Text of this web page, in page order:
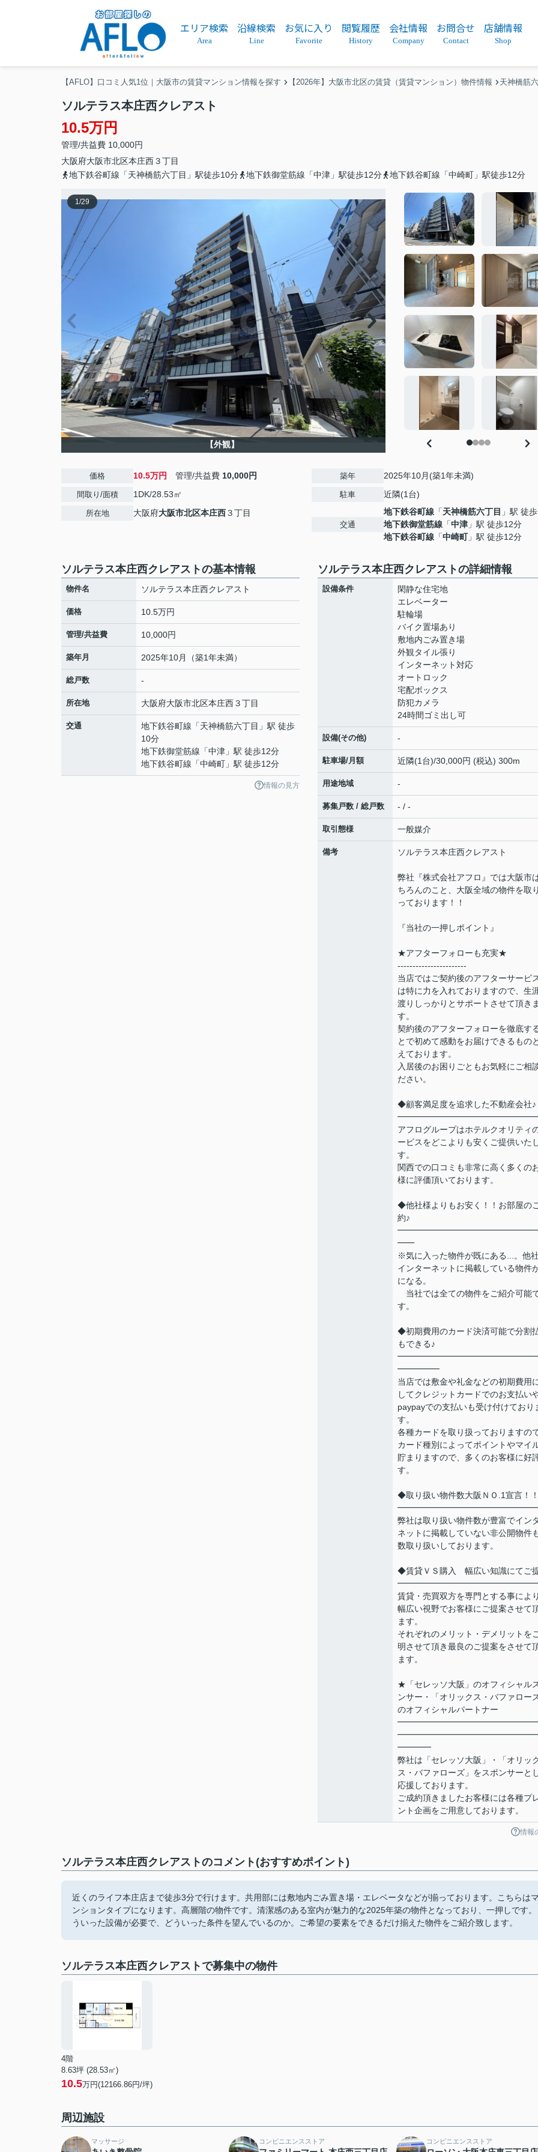
エリア検索
Area
沿線検索
Line
お気に入り
Favorite
閲覧履歴
History
会社情報
Company
お問合せ
Contact
店舗情報
Shop
【AFLO】口コミ人気1位｜大阪市の賃貸マンション情報を探す 【2026年】大阪市北区の賃貸（賃貸マンション）物件情報 天神橋筋
ソルテラス本庄西クレアスト
10.5万円
管理/共益費 10,000円
大阪府大阪市北区本庄西３丁目
地下鉄谷町線「天神橋筋六丁目」駅徒歩10分
地下鉄御堂筋線「中津」駅徒歩12分 地下鉄谷町線「中崎町」駅徒歩12分
1/29
【外観】
価格 10.5万円 管理/共益費 10,000円
間取り/面積 1DK/28.53㎡
所在地 大阪府大阪市北区本庄西３丁目
築年 2025年10月(築1年未満)
駐車 近隣(1台)
交通
地下鉄谷町線 「天神橋筋六丁目 」駅 徒
地下鉄御堂筋線 「中津 」駅 徒歩12分
地下鉄谷町線 「中崎町」駅 徒歩12分
ソルテラス本庄西クレアストの基本情報
物件名 ソルテラス本庄西クレアスト
価格 10.5万円
管理/共益費 10,000円
築年月 2025年10月（築1年未満）
総戸数 -
所在地 大阪府大阪市北区本庄西３丁目
交通 地下鉄谷町線 「天神橋筋六丁目 」駅 徒歩
10分
地下鉄御堂筋線 「中津 」駅 徒歩12分
地下鉄谷町線 「中崎町 」駅 徒歩12分
情報の見方
ソルテラス本庄西クレアストの詳細情報
設備条件
閑静な住宅地
エレベーター
駐輪場
バイク置場あり
敷地内ごみ置き場
外観タイル張り
インターネット対応
オートロック
宅配ボックス
防犯カメラ
24時間ゴミ出し可
設備(その他) -
駐車場/月額 近隣(1台)/30,000円 (税込) 300m
用途地域 -
募集戸数 / 総戸数 - / -
取引態様 一般媒介
備考 ソルテラス本庄西クレアスト
弊社『株式会社アフロ』では大阪市
ちろんのこと、大阪全域の物件を取
っております！！
『当社の一押しポイント』
★アフターフォローも充実★
-----------------------
当店ではご契約後のアフターサービ
は特に力を入れておりますので、生
渡りしっかりとサポートさせて頂き
す。
契約後のアフターフォローを徹底す
とで初めて感動をお届けできるもの
えております。
入居後のお困りごともお気軽にご相
ださい。
◆顧客満足度を追求した不動産会社♪
アフログループはホテルクオリティ
ービスをどこよりも安くご提供いた
す。
関西での口コミも非常に高く多くの
様に評価頂いております。
◆他社様よりもお安く！！お部屋の
約♪
━━
※気に入った物件が既にある...。他
インターネットに掲載している物件
になる。
当社では全ての物件をご紹介可能
す。
◆初期費用のカード決済可能で分割
もできる♪
━━━━━
当店では敷金や礼金などの初期費用
してクレジットカードでのお支払い
paypayでの支払いも受け付けており
す。
各種カードを取り扱っておりますの
カード種別によってポイントやマイ
貯まりますので、多くのお客様に好
す。
◆取り扱い物件数大阪ＮＯ.1宣言！
弊社は取り扱い物件数が豊富でイン
ネットに掲載していない非公開物件
数取り扱いしております。
◆賃貸ＶＳ購入 幅広い知識にてご
賃貸・売買双方を専門とする事によ
幅広い視野でお客様にご提案させて
ます。
それぞれのメリット・デメリットを
明させて頂き最良のご提案をさせて
ます。
★「セレッソ大阪」のオフィシャル
ンサー・「オリックス・バファロー
のオフィシャルパートナー
━━━━
弊社は「セレッソ大阪」・「オリッ
ス・バファローズ」をスポンサーと
応援しております。
ご成約頂きましたお客様には各種プ
ント企画をご用意しております。
情報
ソルテラス本庄西クレアストのコメント(おすすめポイント)
近くのライフ本庄店まで徒歩3分で行けます。共用部には敷地内ごみ置き場・エレベータなどが揃っております。こちらは
ンションタイプになります。高層階の物件です。清潔感のある室内が魅力的な2025年築の物件となっており、一押しです
ういった設備が必要で、どういった条件を望んでいるのか。ご希望の要素をできるだけ揃えた物件をご紹介致します。
ソルテラス本庄西クレアストで募集中の物件
4階
8.63坪 (28.53㎡)
10.5万円(12166.86円/坪)
周辺施設
マッサージ コンビニエンスストア コンビニエンスストア